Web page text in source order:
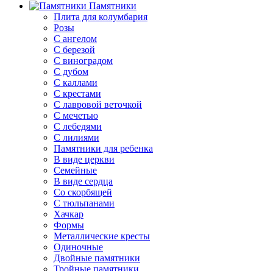
Памятники
Плита для колумбария
Розы
C ангелом
C березой
С виноградом
С дубом
С каллами
С крестами
С лавровой веточкой
С мечетью
C лебедями
С лилиями
Памятники для ребенка
В виде церкви
Семейные
В виде сердца
Со скорбящей
С тюльпанами
Хачкар
Формы
Металлические кресты
Одиночные
Двойные памятники
Тройные памятники